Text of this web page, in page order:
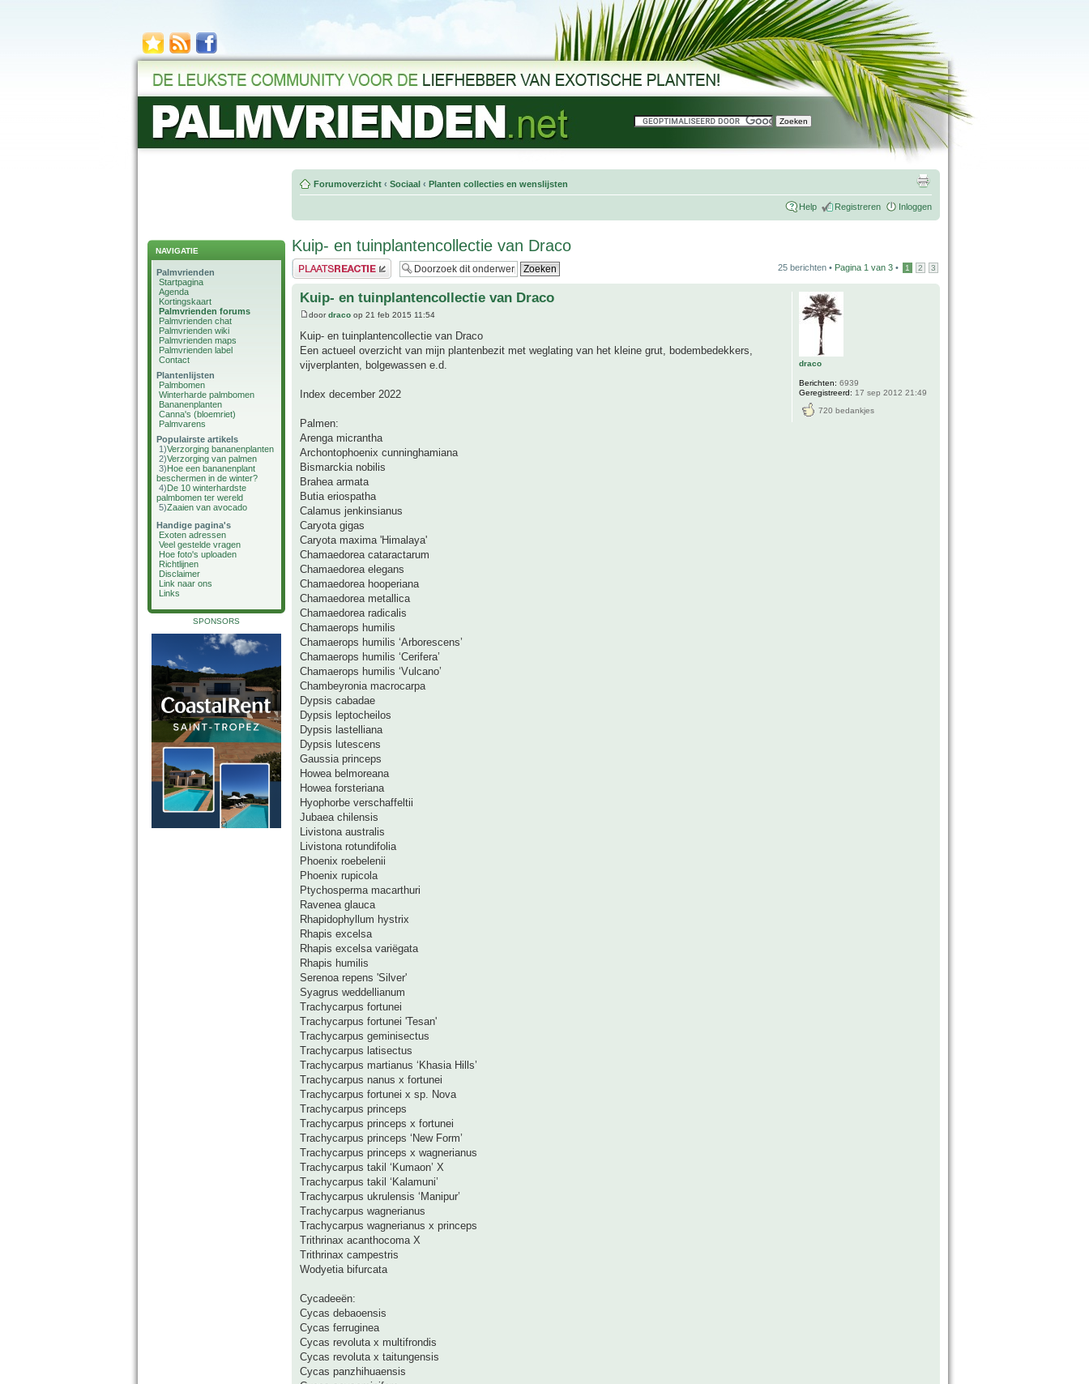
NAVIGATIE
Palmvrienden
Startpagina
Agenda
Kortingskaart
Palmvrienden forums
Palmvrienden chat
Palmvrienden wiki
Palmvrienden maps
Palmvrienden label
Contact
Plantenlijsten
Palmbomen
Winterharde palmbomen
Bananenplanten
Canna's (bloemriet)
Palmvarens
Populairste artikels
1)Verzorging bananenplanten
2)Verzorging van palmen
3)Hoe een bananenplant
beschermen in de winter?
4)De 10 winterhardste
palmbomen ter wereld
5)Zaaien van avocado
Handige pagina's
Exoten adressen
Veel gestelde vragen
Hoe foto's uploaden
Richtlijnen
Disclaimer
Link naar ons
Links
SPONSORS
Forumoverzicht ‹ Sociaal ‹ Planten collecties en wenslijsten
Help Registreren Inloggen
Kuip- en tuinplantencollectie van Draco
Plaats een reactie 25 berichten • Pagina 1 van 3 • 1 2 3
Kuip- en tuinplantencollectie van Draco
doordraco op 21 feb 2015 11:54
Kuip- en tuinplantencollectie van Draco
Een actueel overzicht van mijn plantenbezit met weglating van het kleine grut, bodembedekkers,
vijverplanten, bolgewassen e.d.
Index december 2022
Palmen:
Arenga micrantha
Archontophoenix cunninghamiana
Bismarckia nobilis
Brahea armata
Butia eriospatha
Calamus jenkinsianus
Caryota gigas
Caryota maxima 'Himalaya'
Chamaedorea cataractarum
Chamaedorea elegans
Chamaedorea hooperiana
Chamaedorea metallica
Chamaedorea radicalis
Chamaerops humilis
Chamaerops humilis ‘Arborescens’
Chamaerops humilis ‘Cerifera’
Chamaerops humilis ‘Vulcano’
Chambeyronia macrocarpa
Dypsis cabadae
Dypsis leptocheilos
Dypsis lastelliana
Dypsis lutescens
Gaussia princeps
Howea belmoreana
Howea forsteriana
Hyophorbe verschaffeltii
Jubaea chilensis
Livistona australis
Livistona rotundifolia
Phoenix roebelenii
Phoenix rupicola
Ptychosperma macarthuri
Ravenea glauca
Rhapidophyllum hystrix
Rhapis excelsa
Rhapis excelsa variëgata
Rhapis humilis
Serenoa repens 'Silver'
Syagrus weddellianum
Trachycarpus fortunei
Trachycarpus fortunei 'Tesan'
Trachycarpus geminisectus
Trachycarpus latisectus
Trachycarpus martianus ‘Khasia Hills’
Trachycarpus nanus x fortunei
Trachycarpus fortunei x sp. Nova
Trachycarpus princeps
Trachycarpus princeps x fortunei
Trachycarpus princeps ‘New Form’
Trachycarpus princeps x wagnerianus
Trachycarpus takil ‘Kumaon’ X
Trachycarpus takil ‘Kalamuni’
Trachycarpus ukrulensis ‘Manipur’
Trachycarpus wagnerianus
Trachycarpus wagnerianus x princeps
Trithrinax acanthocoma X
Trithrinax campestris
Wodyetia bifurcata
Cycadeeën:
Cycas debaoensis
Cycas ferruginea
Cycas revoluta x multifrondis
Cycas revoluta x taitungensis
Cycas panzhihuaensis
draco
Berichten: 6939
Geregistreerd: 17 sep 2012 21:49
720 bedankjes